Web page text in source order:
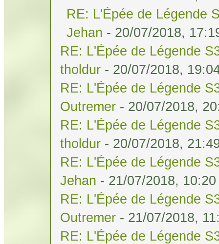
RE: L'Épée de Légende
Jehan - 20/07/2018,
RE: L'Épée de Légende
tholdur - 20/07/2018,
RE: L'Épée de Légende
Outremer - 20/07/2018,
RE: L'Épée de Légende
tholdur - 20/07/2018,
RE: L'Épée de Légende
Jehan - 21/07/2018, 10:20
RE: L'Épée de Légende
Outremer - 21/07/2018,
RE: L'Épée de Légende